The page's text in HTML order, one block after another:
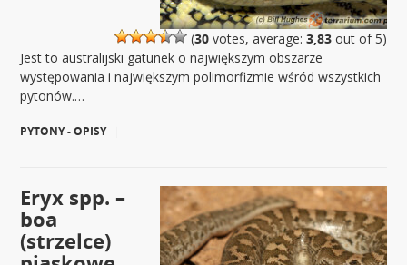
(30votes, average: 3,83out of 5)
Jest to australijski gatunek o największym obszarze
występowania i największym polimorfizmie wśród wszystkich
pytonów.…
PYTONY - OPISY
Eryx spp. –
boa
(strzelce)